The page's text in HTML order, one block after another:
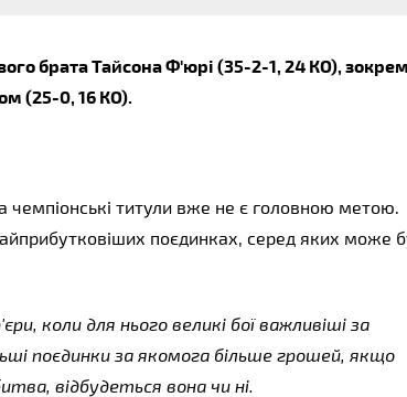
брата Тайсона Ф'юрі (35-2-1, 24 КО),
(25-0, 16 КО).
титули вже не є головною метою.
поєдинках, серед яких може
коли для нього великі бої важливіші за
поєдинки за якомога більше грошей, якщо
відбудеться вона чи ні.